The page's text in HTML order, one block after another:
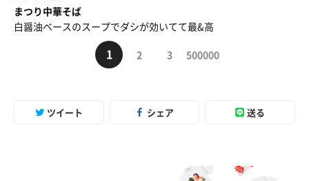
まつり中華そば
白醤油ベースのスープでダシが効いてて最&高
1 2 3 500000
ツイート シェア 送る